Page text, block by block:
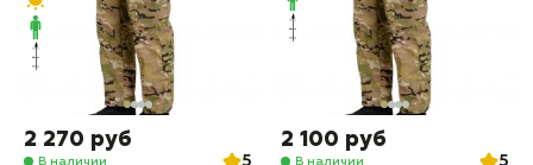
2 270 руб
В наличии
5
2 100 руб
В наличии
5